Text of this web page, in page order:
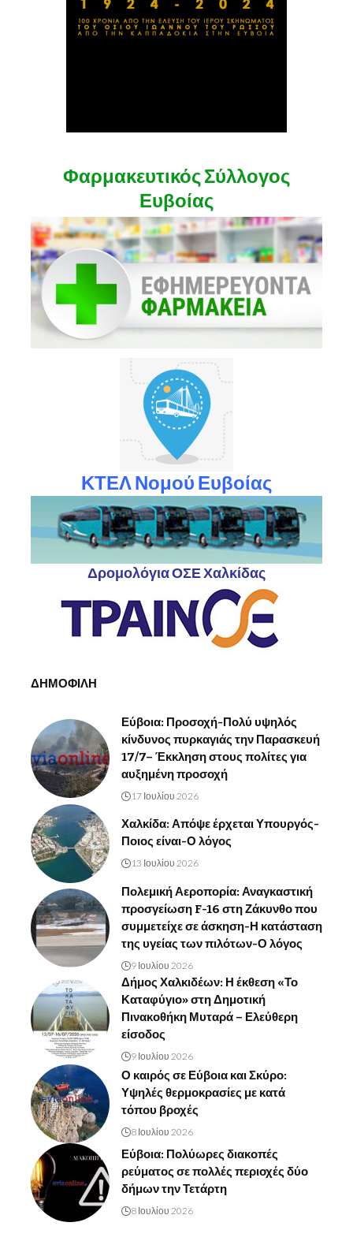
Φαρμακευτικός Σύλλογος
Ευβοίας
ΚΤΕΛ Νομού Ευβοίας
Δρομολόγια ΟΣΕ Χαλκίδας
ΔΗΜΟΦΙΛΗ
Εύβοια: Προσοχή-Πολύ υψηλός
κίνδυνος πυρκαγιάς την Παρασκευή
17/7– Έκκληση στους πολίτες για
αυξημένη προσοχή
17 Ιουλίου 2026
Χαλκίδα: Απόψε έρχεται Υπουργός-
Ποιος είναι-Ο λόγος
13 Ιουλίου 2026
Πολεμική Αεροπορία: Αναγκαστική
προσγείωση F-16 στη Ζάκυνθο που
συμμετείχε σε άσκηση-Η κατάσταση
της υγείας των πιλότων-Ο λόγος
9 Ιουλίου 2026
Δήμος Χαλκιδέων: Η έκθεση «Το
Καταφύγιο» στη Δημοτική
Πινακοθήκη Μυταρά – Ελεύθερη
είσοδος
9 Ιουλίου 2026
Ο καιρός σε Εύβοια και Σκύρο:
Υψηλές θερμοκρασίες με κατά
τόπου βροχές
8 Ιουλίου 2026
Εύβοια: Πολύωρες διακοπές
ρεύματος σε πολλές περιοχές δύο
δήμων την Τετάρτη
8 Ιουλίου 2026